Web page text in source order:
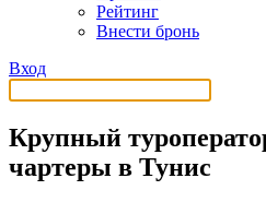
Рейтинг
Внести бронь
Вход
Крупный
чартеры в Тунис